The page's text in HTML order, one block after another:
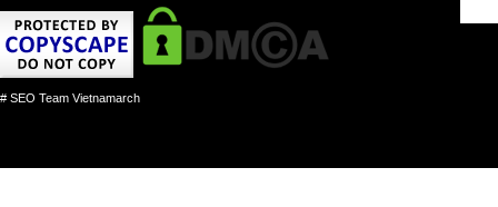
# SEO Team Vietnamarch